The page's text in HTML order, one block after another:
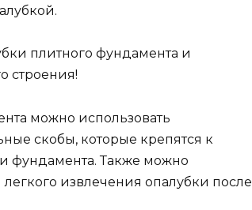
плитного фундамента и
строения!
можно использовать
скобы, которые крепятся к
фундамента. Также можно
извлечения опалубки после